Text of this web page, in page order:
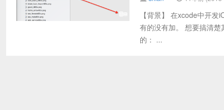
【背景】 在xcode中开
有的没有加。 想要搞清
的： ...